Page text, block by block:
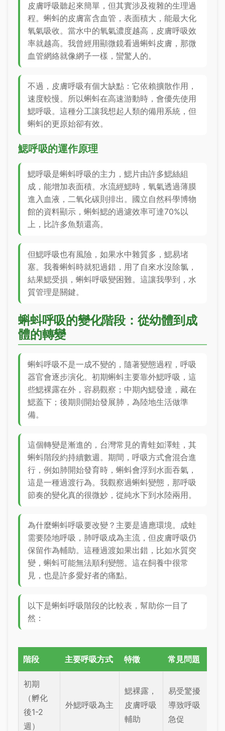
皮膚呼吸聽起來簡單，但其實涉及複雜的生理過
程。蝌蚪的皮膚富含血管，表面積大，能最大化
氧氣吸收。當水中的氧氣濃度越高，皮膚呼吸效
率就越高。我曾經用顯微鏡看過蝌蚪皮膚，那微
血管網絡就像網子一樣，蠻驚人的。
不過，皮膚呼吸有個大缺點：它依賴擴散作用，
速度較慢。所以蝌蚪在高速游動時，會優先使用
鰓呼吸。這種分工讓我想起人類的備用系統，但
蝌蚪的更原始卻有效。
鰓呼吸的運作原理
鰓呼吸是蝌蚪呼吸的主力，鰓片由許多鰓絲組
成，能增加表面積。水流經鰓時，氧氣透過薄膜
進入血液，二氧化碳則排出。國立自然科學博物
館的資料顯示，蝌蚪鰓的過濾效率可達70%以
上，比許多魚類還高。
但鰓呼吸也有風險，如果水中雜質多，鰓易堵
塞。我養蝌蚪時就犯過錯，用了自來水沒除氯，
結果鰓受損，蝌蚪呼吸變困難。這讓我學到，水
質管理是關鍵。
蝌蚪呼吸的變化階段：從幼體到成
體的轉變
蝌蚪呼吸不是一成不變的，隨著變態過程，呼吸
器官會逐步演化。初期蝌蚪主要靠外鰓呼吸，這
些鰓裸露在外，容易觀察；中期內鰓發達，藏在
鰓蓋下；後期則開始發展肺，為陸地生活做準
備。
這個轉變是漸進的，台灣常見的青蛙如澤蛙，其
蝌蚪階段約持續數週。期間，呼吸方式會混合進
行，例如肺開始發育時，蝌蚪會浮到水面吞氣，
這是一種過渡行為。我觀察過蝌蚪變態，那呼吸
節奏的變化真的很微妙，從純水下到水陸兩用。
為什麼蝌蚪呼吸要改變？主要是適應環境。成蛙
需要陸地呼吸，肺呼吸成為主流，但皮膚呼吸仍
保留作為輔助。這種過渡如果出錯，比如水質突
變，蝌蚪可能無法順利變態。這在飼養中很常
見，也是許多愛好者的痛點。
以下是蝌蚪呼吸階段的比較表，幫助你一目了
然：
階段 主要呼吸方式 特徵 常見問題
初期
（孵化
後1-2
週）
外鰓呼吸為主
鰓裸露，
皮膚呼吸
輔助
易受驚擾
導致呼吸
急促